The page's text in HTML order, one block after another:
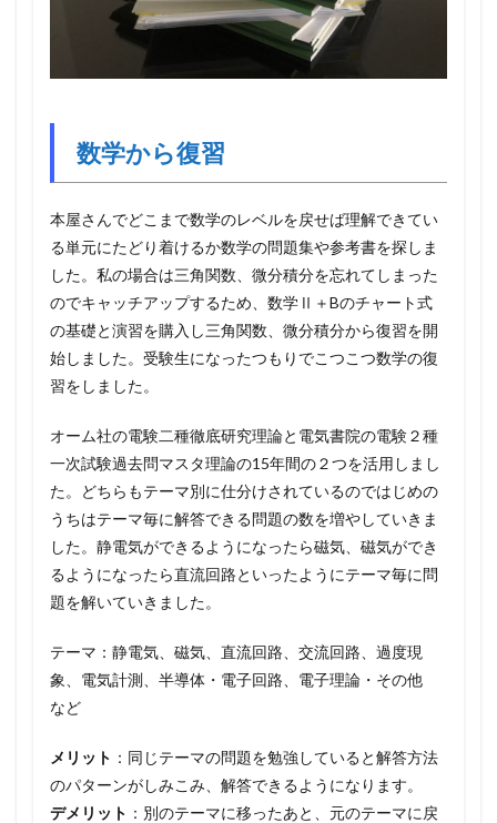
数学から復習
本屋さんでどこまで数学のレベルを戻せば理解できてい
る単元にたどり着けるか数学の問題集や参考書を探しま
した。私の場合は三角関数、微分積分を忘れてしまった
のでキャッチアップするため、数学Ⅱ＋Bのチャート式
の基礎と演習を購入し三角関数、微分積分から復習を開
始しました。受験生になったつもりでこつこつ数学の復
習をしました。
オーム社の電験二種徹底研究理論と電気書院の電験２種
一次試験過去問マスタ理論の15年間の２つを活用しまし
た。どちらもテーマ別に仕分けされているのではじめの
うちはテーマ毎に解答できる問題の数を増やしていきま
した。静電気ができるようになったら磁気、磁気ができ
るようになったら直流回路といったようにテーマ毎に問
題を解いていきました。
テーマ：静電気、磁気、直流回路、交流回路、過度現
象、電気計測、半導体・電子回路、電子理論・その他
など
メリット ：同じテーマの問題を勉強していると解答方法
のパターンがしみこみ、解答できるようになります。
デメリット ：別のテーマに移ったあと、元のテーマに戻